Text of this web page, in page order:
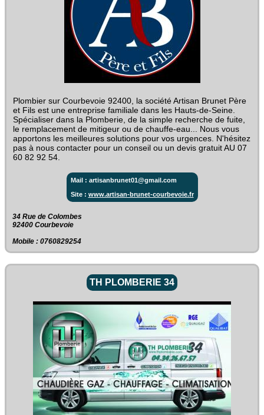
Plombier sur Courbevoie 92400, la société Artisan Brunet Père
et Fils est une entreprise familiale dans les Hauts-de-Seine.
Spécialiser dans la Plomberie, de la simple recherche de fuite,
le remplacement de mitigeur ou de chauffe-eau... Nous vous
apportons les meilleures solutions pour vos urgences. N'hésitez
pas à nous contacter pour un conseil ou un devis gratuit AU 07
60 82 92 54.
Mail : artisanbrunet01@gmail.com
Site : www.artisan-brunet-courbevoie.fr
34 Rue de Colombes‎
92400 Courbevoie
Mobile : 0760829254
TH PLOMBERIE 34